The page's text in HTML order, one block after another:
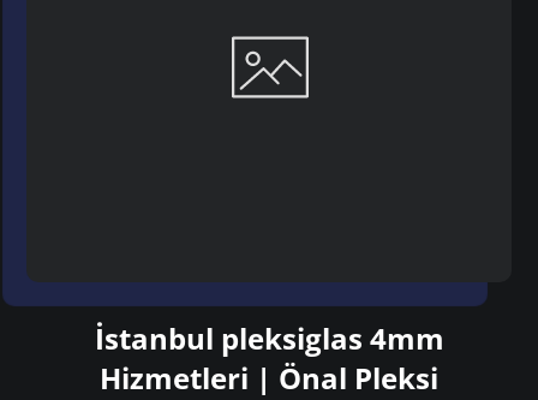
İstanbul pleksiglas 4mm
Hizmetleri | Önal Pleksi